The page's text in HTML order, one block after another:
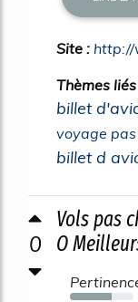
Site : http://
Thèmes
billet
voyage
billet d
0
Vols pas
O